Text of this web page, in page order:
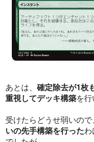
あとは、確定除去が1枚
重視してデッキ構築を行
受けたらどうせ弱いので
いの先手構築を行った